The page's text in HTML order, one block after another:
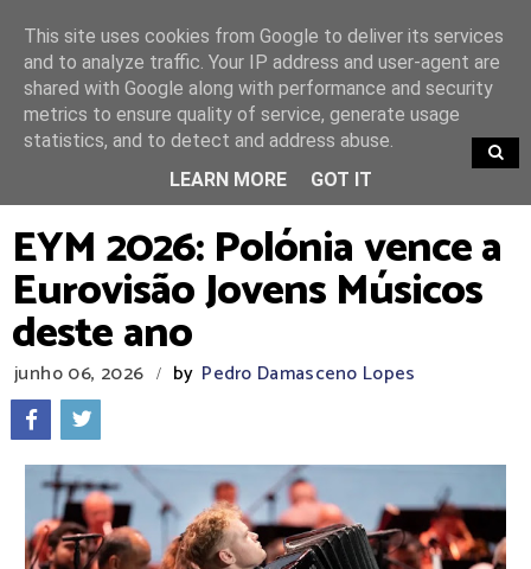
TRENDING
EYM 2026: Polónia vence a
Eurovisão Jovens Músicos
deste ano
junho 06, 2026 / by Pedro Damasceno Lopes
This site uses cookies from Google to deliver its services
and to analyze traffic. Your IP address and user-agent are
shared with Google along with performance and security
metrics to ensure quality of service, generate usage
statistics, and to detect and address abuse.
LEARN MORE
GOT IT